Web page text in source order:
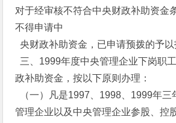
对于经审核不符合中央财政补助资金
不得申请中
央财政补助资金，已申请预拨的予以
三、1999年度中央管理企业下岗职
政补助资金，按以下原则办理：
（一）凡是1997、1998、1999年三
管理企业以及中央管理企业参股、控